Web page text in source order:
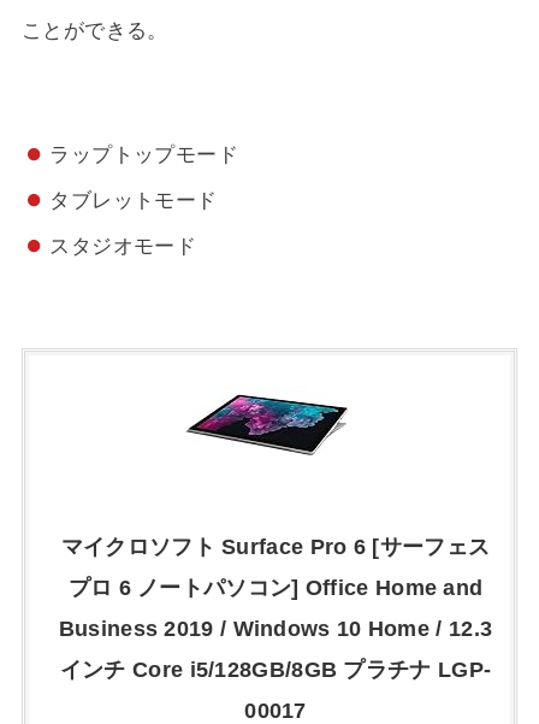
ことができる。
ラップトップモード
タブレットモード
スタジオモード
マイクロソフト Surface Pro 6 [サーフェス
プロ 6 ノートパソコン] Office Home and
Business 2019 / Windows 10 Home / 12.3
インチ Core i5/128GB/8GB プラチナ LGP-
00017